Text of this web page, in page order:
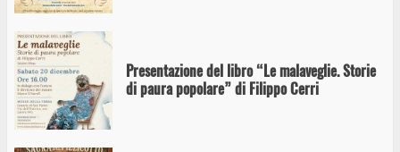
Presentazione del libro “Le malaveglie. Storie
di paura popolare” di Filippo Cerri